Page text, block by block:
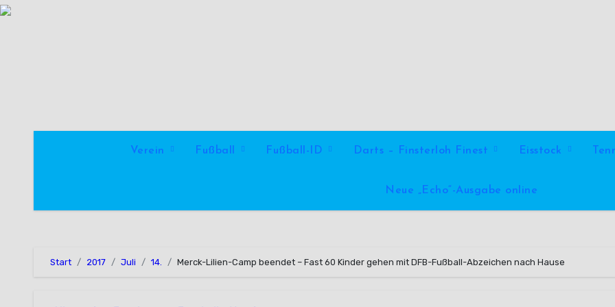
Zum
Verein Fußball Fußball-ID Darts – Finsterloh Finest Eisstock
Neue „Echo“-Ausgabe online
Start 2017 Juli 14. Merck-Lilien-Camp beendet – Fast 60 Kinder gehen mit DFB-Fußball-Abzeichen nach Hause